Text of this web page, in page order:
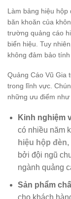
Làm bảng hiệu
băn khoăn của
trường quảng cáo
biển hiệu. Tuy
không đảm bảo
Quảng Cáo Vũ Gia
trong lĩnh vực.
những ưu điểm như
Kinh nghiệm
có nhiều năm
hiệu hộp đèn,
bởi đội ngũ
ngành quảng
Sản phẩm
cho khách